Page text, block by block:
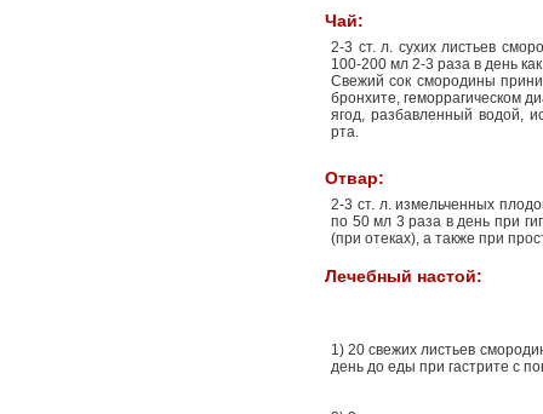
Чай:
2-3 ст. л. сухих листьев
100-200 мл 2-3 раза в день
Свежий сок смородины
бронхите, геморрагическом
ягод, разбавленный водой,
рта.
Отвар:
2-3 ст. л. измельченных
по 50 мл 3 раза в день при
(при отеках), а также при
Лечебный настой:
1) 20 свежих листьев
день до еды при гастрите с